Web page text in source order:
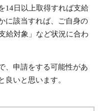
14日以上取得すれば支給
に該当すれば、ご自身の
給対象」など状況に合わ
、申請をする可能性があ
良いと思います。